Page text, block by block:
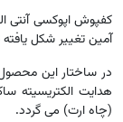
کفپوش اپوکسی آنتی
آمین تغییر شکل یافته
در ساختار این
هدایت الکتریسیته
(چاه ارت) می گردد.